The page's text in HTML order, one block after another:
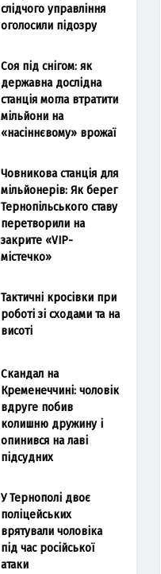
слідчого управління
оголосили підозру
Соя під снігом: як
державна дослідна
станція могла втратити
мільйони на
«насіннєвому» врожаї
Човникова станція для
мільйонерів: Як берег
Тернопільського ставу
перетворили на
закрите «VIP-
містечко»
Тактичні кросівки при
роботі зі сходами та на
висоті
Скандал на
Кременеччині: чоловік
вдруге побив
колишню дружину і
опинився на лаві
підсудних
У Тернополі двоє
поліцейських
врятували чоловіка
під час російської
атаки